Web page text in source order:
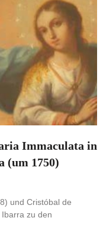
Immaculata in
(um 1750)
und Cristóbal de
zu den